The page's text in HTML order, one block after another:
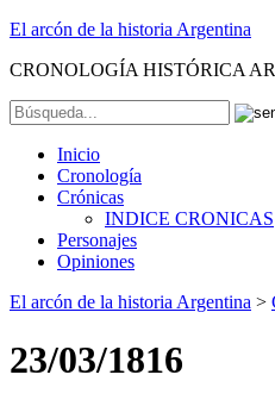
El arcón de la historia Argentina
CRONOLOGÍA HISTÓRICA
Inicio
Cronología
Crónicas
INDICE CRONICAS
Personajes
Opiniones
El arcón de la historia Argentina >
23/03/1816